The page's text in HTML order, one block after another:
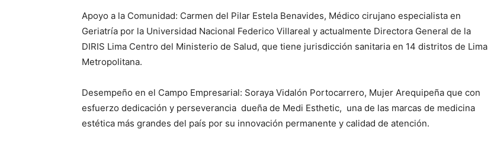
Apoyo a la Comunidad: Carmen del Pilar Estela Benavides, Médico cirujano especialista en
Geriatría por la Universidad Nacional Federico Villareal y actualmente Directora General de la
DIRIS Lima Centro del Ministerio de Salud, que tiene jurisdicción sanitaria en 14 distritos de Lima
Metropolitana.
Desempeño en el Campo Empresarial: Soraya Vidalón Portocarrero, Mujer Arequipeña que con
esfuerzo dedicación y perseverancia dueña de Medi Esthetic, una de las marcas de medicina
estética más grandes del país por su innovación permanente y calidad de atención.